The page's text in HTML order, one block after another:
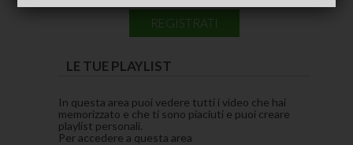
REGISTRATI
LE TUE PLAYLIST
In questa area puoi vedere tutti i video che hai
memorizzato e che ti sono piaciuti e puoi creare
playlist personali.
Per accedere a questa area